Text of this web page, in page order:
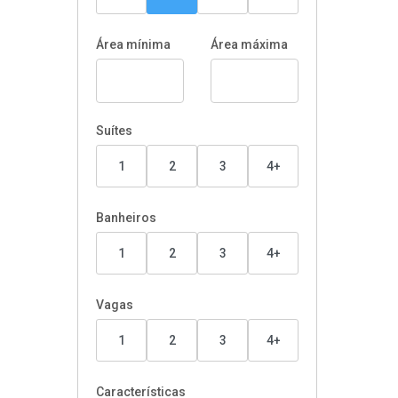
Área mínima Área máxima
Suítes
1 2 3 4+
Banheiros
1 2 3 4+
Vagas
1 2 3 4+
Características